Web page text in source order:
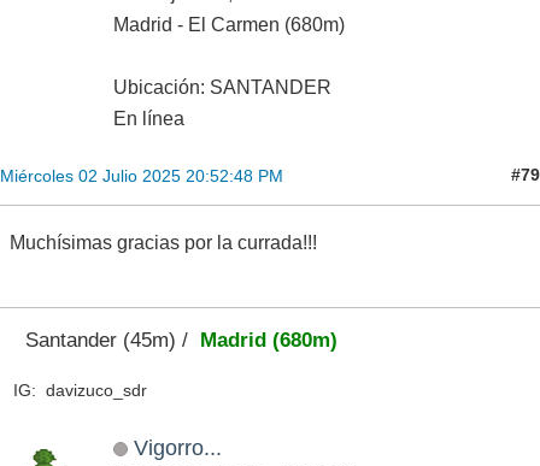
Madrid - El Carmen (680m)
Ubicación: SANTANDER
En línea
Miércoles 02 Julio 2025 20:52:48 PM #79
Muchísimas gracias por la currada!!!
Santander (45m) / Madrid (680m)
IG: davizuco_sdr
Vigorro...